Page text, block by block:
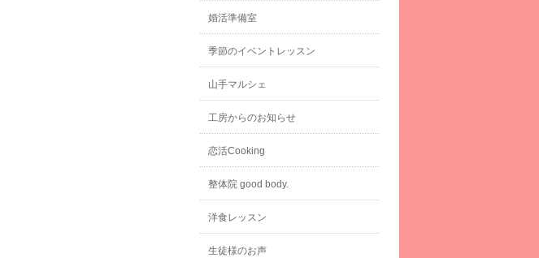
婚活準備室
季節のイベントレッスン
山手マルシェ
工房からのお知らせ
恋活Cooking
整体院 good body.
洋食レッスン
生徒様のお声